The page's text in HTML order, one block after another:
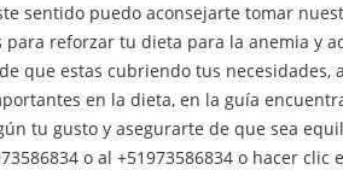
sentido puedo aconsejarte tomar
reforzar tu dieta para la anemia y
que estas cubriendo tus necesidades,
en la dieta, en la guía
tu gusto y asegurarte de que sea
o al +51973586834 o hacer clic